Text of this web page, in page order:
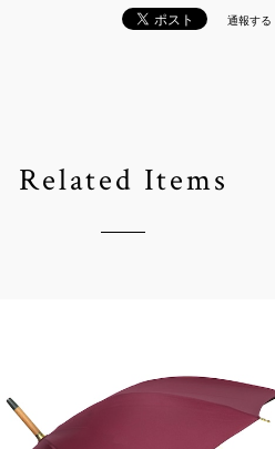
通報する
Related Items